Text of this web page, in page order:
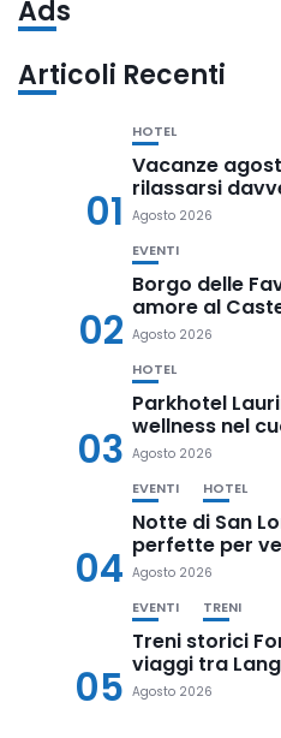
Ads
Articoli Recenti
01
HOTEL
Vacanze
rilassarsi
Agosto 2026
02
EVENTI
Borgo delle
amore al
Agosto 2026
03
HOTEL
Parkhotel
wellness nel
Agosto 2026
04
EVENTI HOTEL
Notte di San
perfette per
Agosto 2026
05
EVENTI TRENI
Treni storici
viaggi tra
Agosto 2026